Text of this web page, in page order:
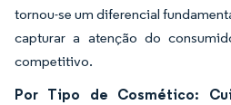
tornou-se um diferencial
capturar a atenção do
competitivo.
Por Tipo de Cosmético: